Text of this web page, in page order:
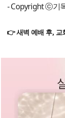
- Copyright ⓒ기
👉 새벽 예배 후, 교